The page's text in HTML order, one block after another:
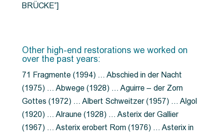
BRÜCKE”]
Other high-end restorations we worked on
over the past years:
71 Fragmente (1994) … Abschied in der Nacht
(1975) … Abwege (1928) … Aguirre – der Zorn
Gottes (1972) … Albert Schweitzer (1957) … Algol
(1920) … Alraune (1928) … Asterix der Gallier
(1967) … Asterix erobert Rom (1976) … Asterix in